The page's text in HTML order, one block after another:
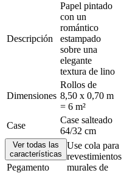
Descripción
Papel pintado
con un
romántico
estampado
sobre una
elegante
textura de lino
Dimensiones
Rollos de
8,50 x 0,70 m
= 6 m²
Case
Case salteado
64/32 cm
Pegamento
Use cola para
revestimientos
murales de
Ver todas las
características